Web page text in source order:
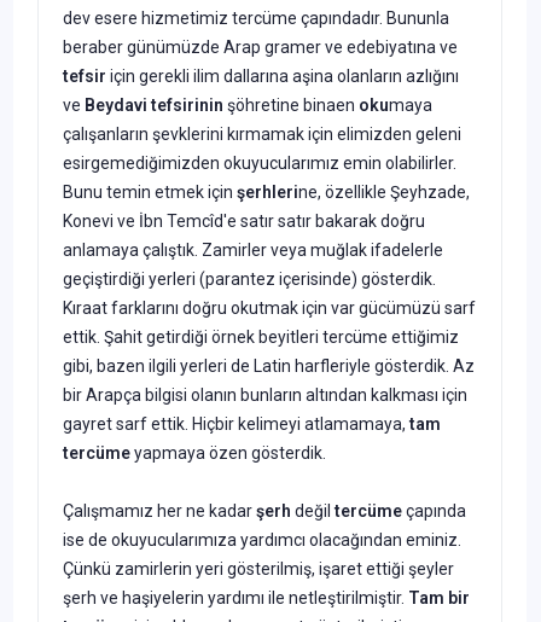
dev esere hizmetimiz tercüme çapındadır. Bununla
beraber günümüzde Arap gramer ve edebiyatına ve
tefsir için gerekli ilim dallarına aşina olan­ların azlığını
ve Beydavi tefsirinin şöhretine binaen okumaya
çalışan­ların şevklerini kırmamak için elimizden geleni
esirgemediğimizden okuyucularımız emin olabilirler.
Bunu temin etmek için şerhlerine, özellikle Şeyhzade,
Konevi ve İbn Temcîd'e satır satır bakarak doğru
anlamaya çalıştık. Zamirler veya muğlak ifadelerle
geçiştirdiği yerleri (parantez içerisinde) gösterdik.
Kıraat farklarını doğru okutmak için var gücümüzü sarf
ettik. Şahit getirdiği örnek beyitleri tercüme ettiğimiz
gibi, bazen ilgili yerleri de Latin harfleriyle gösterdik. Az
bir Arapça bilgisi olanın bunların altından kalkması için
gayret sarf ettik. Hiçbir kelimeyi atlamamaya,tam
tercümeyapmaya özen gösterdik.
Çalışmamız her ne kadarşerh değiltercümeçapında
ise de oku­yucularımıza yardımcı olacağından eminiz.
Çünkü zamirlerin yeri gösterilmiş, işaret ettiği şeyler
şerh ve haşiyelerin yardımı ile netleştirilmiştir. Tam bir